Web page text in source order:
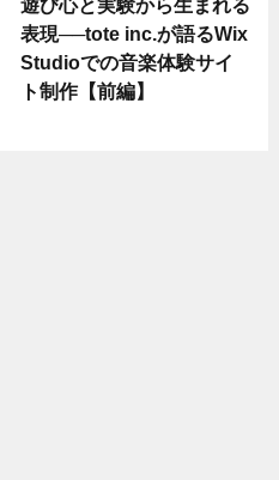
遊び心と実験から生まれる
表現──tote inc.が語るWix
Studioでの音楽体験サイ
ト制作【前編】